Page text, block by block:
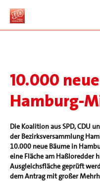
10.000
Hamburg-
Die Koalition aus SPD, CDU
der Bezirksversammlung
10.000 neue Bäume in
eine Fläche am Haßloredder
Ausgleichsfläche geprüft
dem Antrag mit großer